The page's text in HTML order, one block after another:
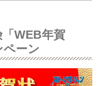
WEB年賀
ーン